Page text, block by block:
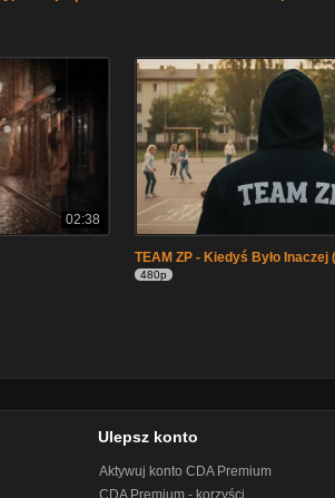
02:38
TEAM ZP - Kiedyś Było Inaczej
480p
Ulepsz konto
Aktywuj konto CDA Premium
CDA Premium - korzyści